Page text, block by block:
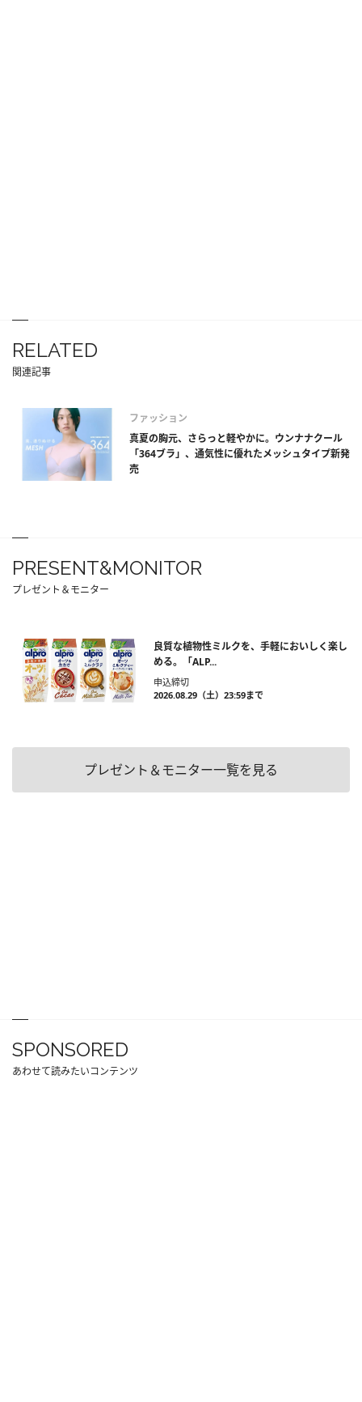
RELATED
関連記事
ファッション
真夏の胸元、さらっと軽やかに。ウンナナクール
「364ブラ」、通気性に優れたメッシュタイプ新発
売
PRESENT&MONITOR
プレゼント＆モニター
良質な植物性ミルクを、手軽においしく楽し
める。「ALP...
申込締切
2026.08.29（土）23:59まで
プレゼント＆モニター一覧を見る
SPONSORED
あわせて読みたいコンテンツ